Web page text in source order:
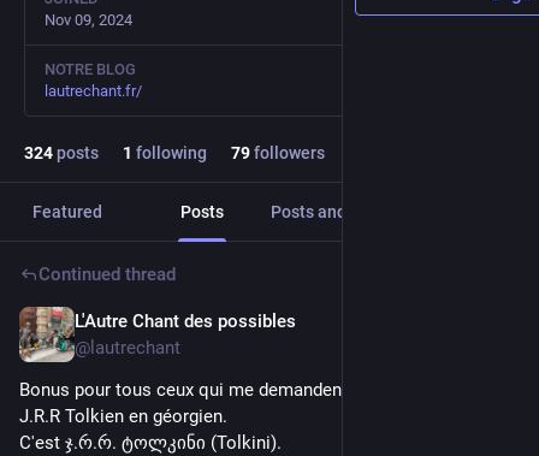
Nov 09, 2024
NOTRE BLOG
lautrechant.fr/
324posts 1 following 79followers
Featured Posts Posts and replies
Continued thread
L'Autre Chant des possibles
@lautrechant
Bonus pour tous ceux qui me demandent comment on écrit
J.R.R Tolkien en géorgien.
C'est ჯ.რ.რ. ტოლკინი (Tolkini).